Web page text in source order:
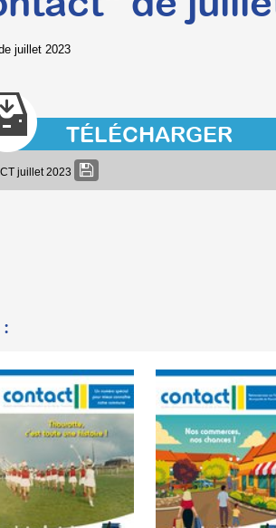
juillet 2023
TÉLÉCHARGER
juillet 2023